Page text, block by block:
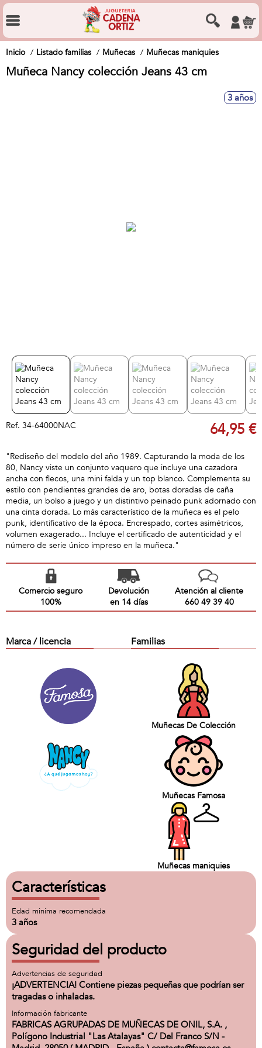
Inicio Listado familias Muñecas Muñecas maniquies
Muñeca Nancy colección Jeans 43 cm
3 años
Ref. 34-64000NAC 64,95 €
"Rediseño del modelo del año 1989. Capturando la moda de los
80, Nancy viste un conjunto vaquero que incluye una cazadora
ancha con flecos, una mini falda y un top blanco. Complementa su
estilo con pendientes grandes de aro, botas doradas de caña
media, un bolso a juego y un distintivo peinado punk adornado con
una cinta dorada. Lo más característico de la muñeca es el pelo
punk, identificativo de la época. Encrespado, cortes asimétricos,
volumen exagerado... Incluye el certificado de autenticidad y el
número de serie único impreso en la muñeca."
Comercio seguro
100%
Devolución
en 14 días
Atención al cliente
660 49 39 40
Marca / licencia Familias
Muñecas De Colección
Muñecas Famosa
Muñecas maniquies
Características
Edad minima recomendada
3 años
Seguridad del producto
Advertencias de seguridad
¡ADVERTENCIA! Contiene piezas pequeñas que podrían ser
tragadas o inhaladas.
Información fabricante
FABRICAS AGRUPADAS DE MUÑECAS DE ONIL, S.A. ,
Polígono Industrial "Las Atalayas" C/ Del Franco S/N -